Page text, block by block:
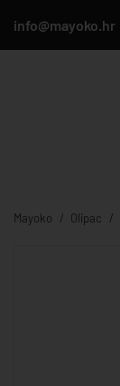
info@mayoko.hr
Mayoko Olipac